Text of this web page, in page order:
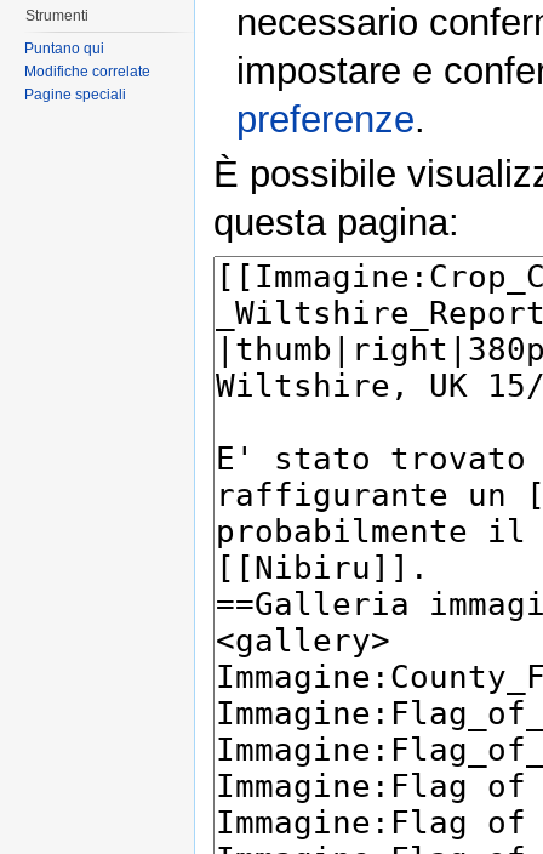
necessario
impostare e
preferenze.
È possibile
questa pagina:
Strumenti
Puntano qui
Modifiche correlate
Pagine speciali